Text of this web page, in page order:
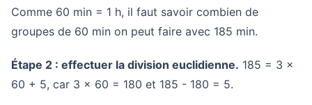
Comme 60 min = 1 h, il faut savoir combien de
groupes de 60 min on peut faire avec 185 min.
Étape 2 : effectuer la division euclidienne. 185 = 3 ×
60 + 5, car 3 × 60 = 180 et 185 - 180 = 5.